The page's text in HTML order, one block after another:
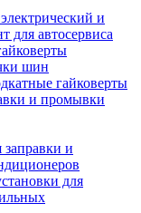
и
для автосервиса
шин
гайковерты
и промывки
и
для